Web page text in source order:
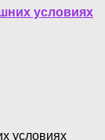
условиях
условиях